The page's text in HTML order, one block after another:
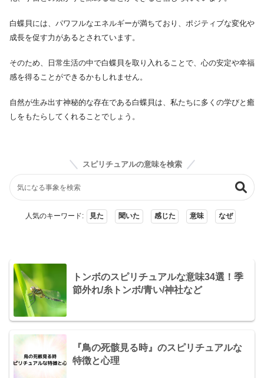
白蝶貝には、パワフルなエネルギーが満ちており、ポジティブな変化や
成長を促す力があるとされています。
そのため、日常生活の中で白蝶貝を取り入れることで、心の安定や幸福
感を得ることができるかもしれません。
自然が生み出す神秘的な存在である白蝶貝は、私たちに多くの学びと癒
しをもたらしてくれることでしょう。
スピリチュアルの意味を検索
人気のキーワード: 見た 聞いた 感じた 意味 なぜ
トンボのスピリチュアルな意味34選！季
節外れ/糸トンボ/青い/神社など
『鳥の死骸見る時』のスピリチュアルな
特徴と心理